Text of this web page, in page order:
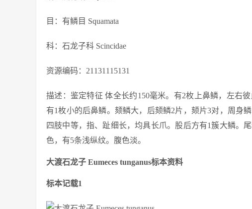
目：有鳞目 Squamata
科：石龙子科 Scincidae
资源编码：21131115131
描述：鉴定特征 体全长约150毫米。有2枚上鼻鳞，左右
有1枚小的后鼻鳞。颏鳞大，后颏鳞2片，颏片3对，周身
四肢中等，指、趾细长，均具长爪。股后方有1簇大鳞。
色，有5条浅纵纹。腹色淡。
大渡石龙子 Eumeces tunganus标本资料
标本记载1